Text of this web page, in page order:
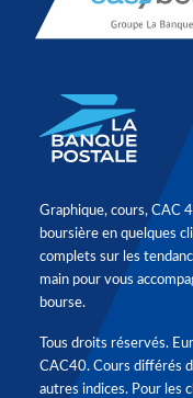
Graphique, cours, CAC
boursière en quelques
complets sur les
main pour vous
bourse.
Tous droits réservés.
CAC40. Cours différés
autres indices. Pour les